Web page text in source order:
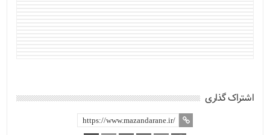
اشتراک گذاری